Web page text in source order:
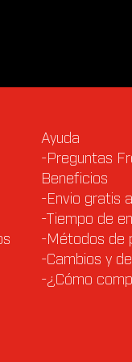
Ayuda
-Preguntas
Beneficios
-Envio gratis
-Tiempo de
-Métodos de
-Cambios y
-¿Cómo